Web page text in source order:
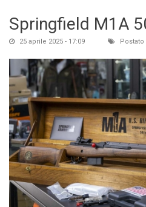
Springfield M1A
25 aprile 2025 - 17:09 Postato